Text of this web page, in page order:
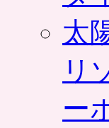
太
リ
ー